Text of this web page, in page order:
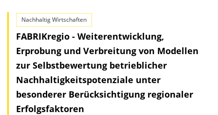
Nachhaltig Wirtschaften
FABRIKregio - Weiterentwicklung,
Erprobung und Verbreitung von Modellen
zur Selbstbewertung betrieblicher
Nachhaltigkeitspotenziale unter
besonderer Berücksichtigung regionaler
Erfolgsfaktoren